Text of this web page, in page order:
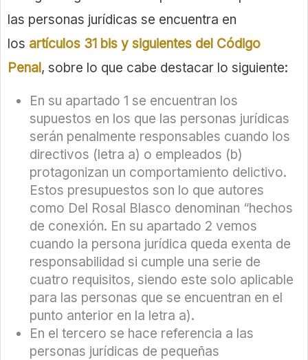
las personas jurídicas se encuentra en
los artículos 31 bis y siguientes del Código
Penal, sobre lo que cabe destacar lo siguiente:
En su apartado 1 se encuentran los
supuestos en los que las personas jurídicas
serán penalmente responsables cuando los
directivos (letra a) o empleados (b)
protagonizan un comportamiento delictivo.
Estos presupuestos son lo que autores
como Del Rosal Blasco denominan “hechos
de conexión. En su apartado 2 vemos
cuando la persona jurídica queda exenta de
responsabilidad si cumple una serie de
cuatro requisitos, siendo este solo aplicable
para las personas que se encuentran en el
punto anterior en la letra a).
En el tercero se hace referencia a las
personas jurídicas de pequeñas